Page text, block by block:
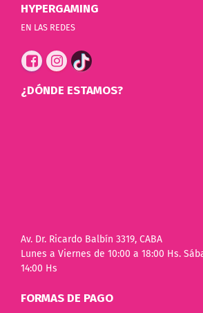
HYPERGAMING
EN LAS REDES
¿DÓNDE ESTAMOS?
Av. Dr. Ricardo Balbín 3319, CABA
Lunes a Viernes de 10:00 a 18:00 Hs.
14:00 Hs
FORMAS DE PAGO